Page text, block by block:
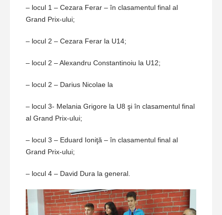
– locul 1 – Cezara Ferar – în clasamentul final al
Grand Prix-ului;
– locul 2 – Cezara Ferar la U14;
– locul 2 – Alexandru Constantinoiu la U12;
– locul 2 – Darius Nicolae la
– locul 3- Melania Grigore la U8 şi în clasamentul final
al Grand Prix-ului;
– locul 3 – Eduard Ioniţă – în clasamentul final al
Grand Prix-ului;
– locul 4 – David Dura la general.